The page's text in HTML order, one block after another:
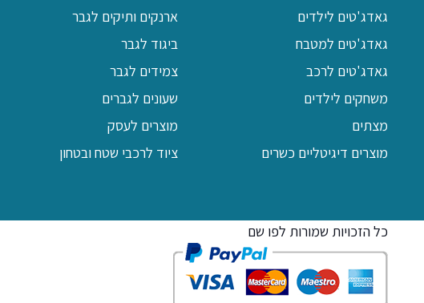
גאדג'טים לילדים
גאדג'טים למטבח
גאדג'טים לרכב
משחקים לילדים
מצתים
מוצרים דיגיטליים כשרים
ארנקים ותיקים לגבר
ביגוד לגבר
צמידים לגבר
שעונים לגברים
מוצרים לעסק
ציוד לרכבי שטח ובטחון
כל הזכויות שמורות לפו שם